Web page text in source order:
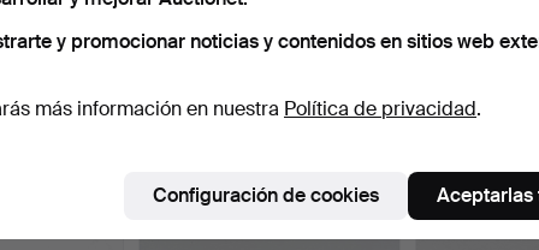
y promocionar noticias y contenidos en sitios web
más información en nuestra Política de privacidad.
Configuración de cookies Aceptarlas